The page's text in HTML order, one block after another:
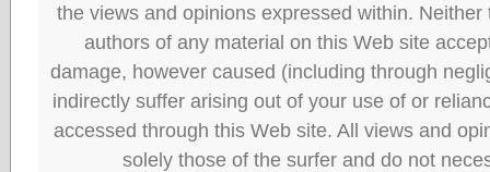
the views and opinions expressed within.
authors of any material on this Web site
damage, however caused (including through
indirectly suffer arising out of your use of or
accessed through this Web site. All views and
solely those of the surfer and do not